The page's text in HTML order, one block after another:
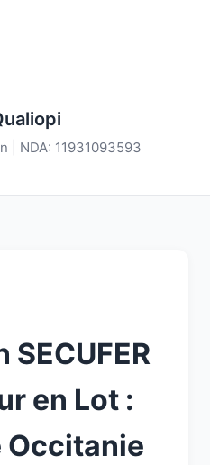
| NDA: 11931093593
en Lot :
Occitanie